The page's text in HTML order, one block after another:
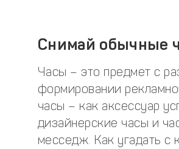
Снимай обычные
Часы – это предмет с
формировании
часы – как аксессуар
дизайнерские часы и
месседж. Как угадать с